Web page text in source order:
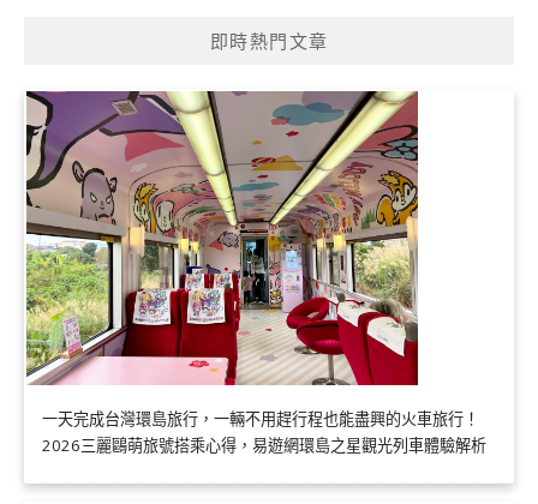
即時熱門文章
一天完成台灣環島旅行，一輛不用趕行程也能盡興的火車旅行！
2026三麗鷗萌旅號搭乘心得，易遊網環島之星觀光列車體驗解析